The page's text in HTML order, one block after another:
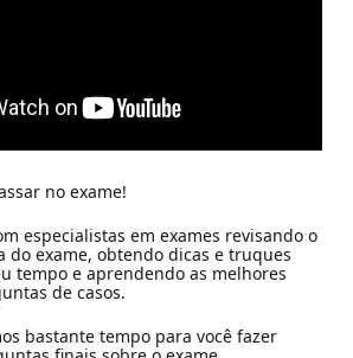
no exame!
especialistas em exames revisando o
do exame, obtendo dicas e truques
tempo e aprendendo as melhores
de casos.
bastante tempo para você fazer